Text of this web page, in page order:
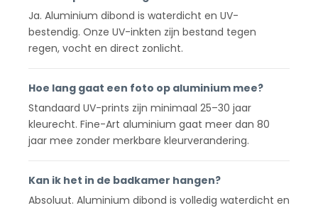
Ja. Aluminium dibond is waterdicht en UV-
bestendig. Onze UV-inkten zijn bestand tegen
regen, vocht en direct zonlicht.
Hoe lang gaat een foto op aluminium mee?
Standaard UV-prints zijn minimaal 25–30 jaar
kleurecht. Fine-Art aluminium gaat meer dan 80
jaar mee zonder merkbare kleurverandering.
Kan ik het in de badkamer hangen?
Absoluut. Aluminium dibond is volledig waterdicht en